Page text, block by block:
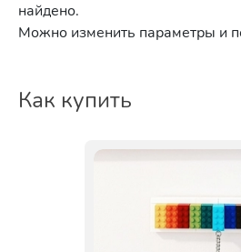
найдено.
Можно изменить параметры и
Как купить